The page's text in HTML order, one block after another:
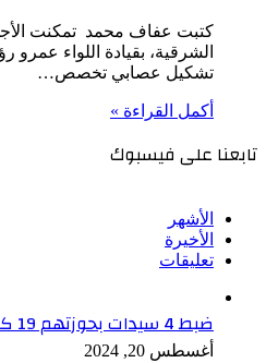
كتبت عفاف محمد تمكنت
الشرقية، بقيادة اللواء
تشكيل عصابي تخصص…
أكمل القراءة »
تابعنا على فيسبوك
الأشهر
الأخيرة
تعليقات
ضبط 4 سيدات بحوزتهم 19 كيلو لعقار الكبتاجون المخدر
أغسطس 20, 2024